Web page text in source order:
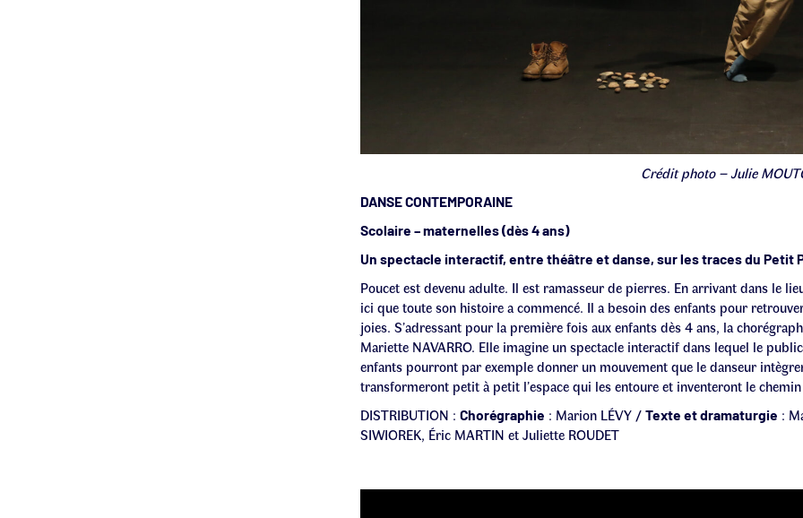
Crédit photo – Julie
DANSE CONTEMPORAINE
Scolaire – maternelles (dès 4 ans)
Un spectacle interactif, entre théâtre et danse, sur les traces du Petit
Poucet est devenu adulte. Il est ramasseur de pierres. En arrivant dans le
ici que toute son histoire a commencé. Il a besoin des enfants pour
joies. S’adressant pour la première fois aux enfants dès 4 ans, la
Mariette NAVARRO. Elle imagine un spectacle interactif dans lequel le
enfants pourront par exemple donner un mouvement que le danseur
transformeront petit à petit l’espace qui les entoure et inventeront le
DISTRIBUTION : Chorégraphie : Marion LÉVY / Texte et dramaturgie :
SIWIOREK, Éric MARTIN et Juliette ROUDET